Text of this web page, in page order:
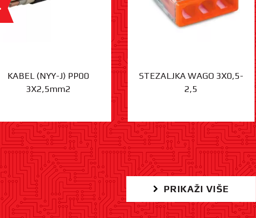
KABEL (NYY-J) PP00
3X2,5mm2
STEZALJKA WAGO 3X0,5-
2,5
PRIKAŽI VIŠE